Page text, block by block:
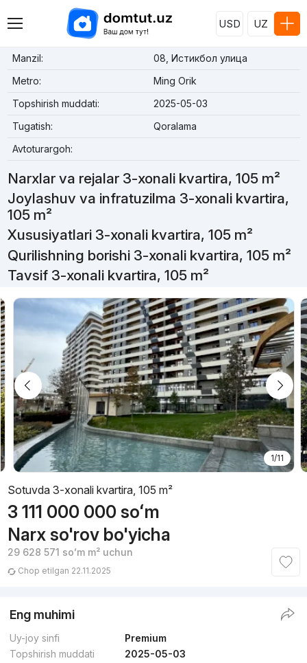
USD UZ
Manzil:
08, Истикбол улица
Metro:
Ming Orik
Topshirish muddati:
2025-05-03
Tugatish:
Qoralama
Avtoturargoh:
Narxlar va rejalar 3-xonali kvartira, 105 m²
Joylashuv va infratuzilma 3-xonali kvartira,
105 m²
Xususiyatlari 3-xonali kvartira, 105 m²
Qurilishning borishi 3-xonali kvartira, 105 m²
Tavsif 3-xonali kvartira, 105 m²
1/11
Sotuvda 3-xonali kvartira, 105 m²
3 111 000 000 soʻm
Narx so'rov bo'yicha
29 628 571 soʻmm² uchun
Chop etilgan 22.11.2025
Eng muhimi
Uy-joy sinfi
Premium
Topshirish muddati
2025-05-03